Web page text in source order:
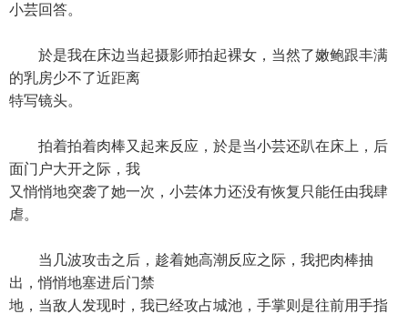
小芸回答。
於是我在床边当起摄影师拍起裸女，当然了嫩鲍跟丰满
的乳房少不了近距离
特写镜头。
拍着拍着肉棒又起来反应，於是当小芸还趴在床上，后
面门户大开之际，我
又悄悄地突袭了她一次，小芸体力还没有恢复只能任由我肆
虐。
当几波攻击之后，趁着她高潮反应之际，我把肉棒抽
出，悄悄地塞进后门禁
地，当敌人发现时，我已经攻占城池，手掌则是往前用手指